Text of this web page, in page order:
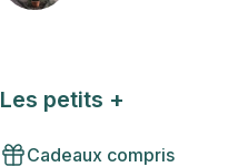
Les petits +
Cadeaux compris